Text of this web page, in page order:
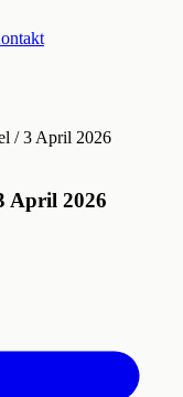
/ 3 April 2026
April 2026